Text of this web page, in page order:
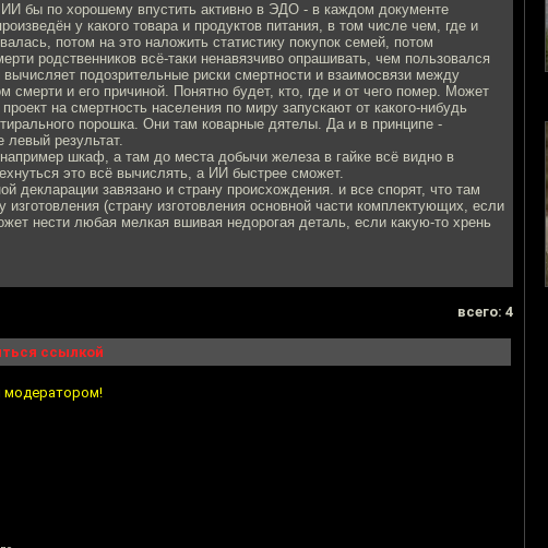
бы по хорошему впустить активно в ЭДО - в каждом документе
у какого товара и продуктов питания, в том числе чем, где и
потом на это наложить статистику покупок семей, потом
родственников всё-таки ненавязчиво опрашивать, чем пользовался
подозрительные риски смертности и взаимосвязи между
смерти и его причиной. Понятно будет, кто, где и от чего помер. Может
на смертность населения по миру запускают от какого-нибудь
порошка. Они там коварные дятелы. Да и в принципе -
результат.
шкаф, а там до места добычи железа в гайке всё видно в
это всё вычислять, а ИИ быстрее сможет.
декларации завязано и страну происхождения. и все спорят, что там
изготовления (страну изготовления основной части комплектующих, если
нести любая мелкая вшивая недорогая деталь, если какую-то хрень
всего: 4
ссылкой
модератором!